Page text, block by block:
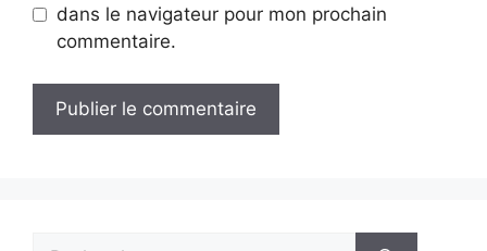
dans le navigateur pour mon prochain
commentaire.